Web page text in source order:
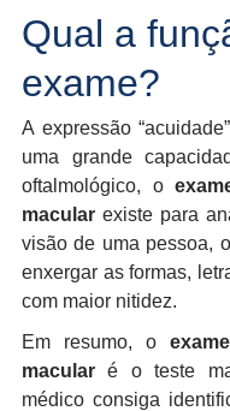
Qual a
exame?
A expressão
uma grande
oftalmológico, o
macularexiste para
visão de uma pessoa,
enxergar as formas,
com maior nitidez.
Em resumo, o
macularé o teste
médico consiga